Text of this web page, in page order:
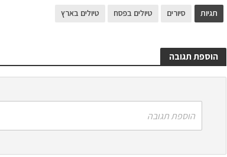
תגיות סיורים טיולים בפסח טיולים בארץ
הוספת תגובה
הוספת תגובה